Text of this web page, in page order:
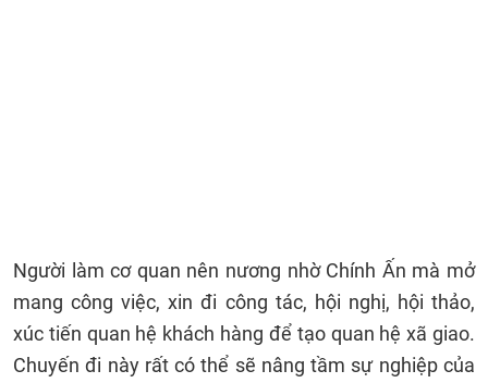
Người làm cơ quan nên nương nhờ Chính Ấn mà mở
mang công việc, xin đi công tác, hội nghị, hội thảo,
xúc tiến quan hệ khách hàng để tạo quan hệ xã giao.
Chuyến đi này rất có thể sẽ nâng tầm sự nghiệp của